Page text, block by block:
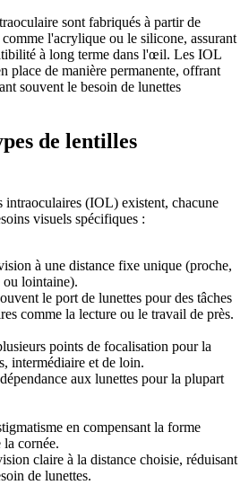
sont fabriqués à partir de
l'acrylique ou le silicone, assurant
à long terme dans l'œil. Les IOL
place de manière permanente, offrant
souvent le besoin de lunettes
de lentilles
intraoculaires (IOL) existent, chacune
visuels spécifiques :
à une distance fixe unique (proche,
lointaine).
le port de lunettes pour des tâches
comme la lecture ou le travail de près.
points de focalisation pour la
intermédiaire et de loin.
aux lunettes pour la plupart
en compensant la forme
cornée.
claire à la distance choisie, réduisant
de lunettes.